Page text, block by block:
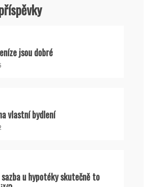
jsou dobré
vlastní bydlení
u hypotéky skutečně to